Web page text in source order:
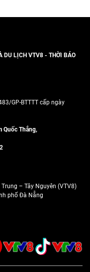
DU LỊCH VTV8 - THỜI BÁO
GP-BTTTT cấp ngày
Quốc Thắng,
– Tây Nguyên (VTV8)
phố Đà Nẵng